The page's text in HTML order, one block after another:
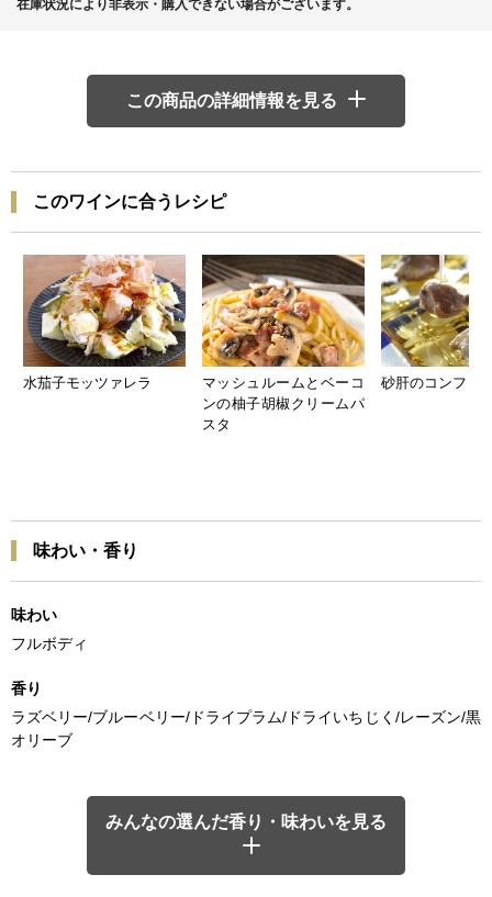
在庫状況により非表示・購入できない場合がございます。
この商品の詳細情報を見る
このワインに合うレシピ
水茄子モッツァレラ
マッシュルームとベーコ
ンの柚子胡椒クリームパ
スタ
砂肝のコンフィ
味わい・香り
味わい
フルボディ
香り
ラズベリー/ブルーベリー/ドライプラム/ドライいちじく/レーズン/黒
オリーブ
みんなの選んだ香り・味わいを見る